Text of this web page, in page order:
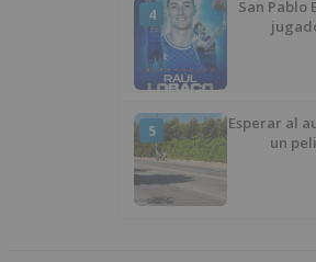
4
San Pablo
5
Esperar al
un